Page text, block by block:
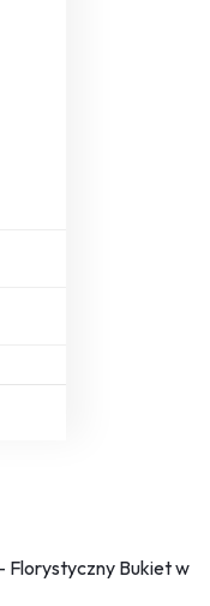
Florystyczny Bukiet w